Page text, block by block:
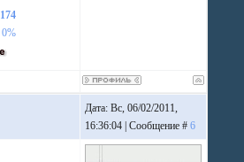
174
0%
Дата: Вс, 06/02/2011,
16:36:04 | Сообщение #6